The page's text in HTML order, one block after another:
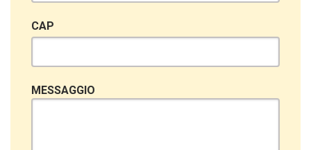
CAP
MESSAGGIO